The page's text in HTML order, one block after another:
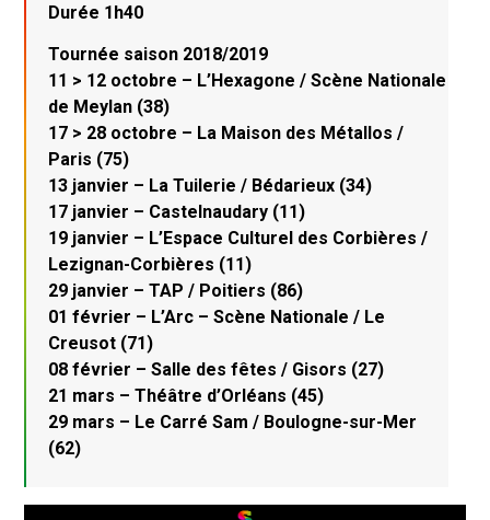
Durée 1h40
Tournée saison 2018/2019
11 > 12 octobre – L’Hexagone / Scène Nationale
de Meylan (38)
17 > 28 octobre – La Maison des Métallos /
Paris (75)
13 janvier – La Tuilerie / Bédarieux (34)
17 janvier – Castelnaudary (11)
19 janvier – L’Espace Culturel des Corbières /
Lezignan-Corbières (11)
29 janvier – TAP / Poitiers (86)
01 février – L’Arc – Scène Nationale / Le
Creusot (71)
08 février – Salle des fêtes / Gisors (27)
21 mars – Théâtre d’Orléans (45)
29 mars – Le Carré Sam / Boulogne-sur-Mer
(62)